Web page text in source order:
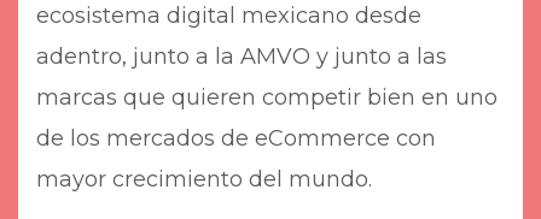
ecosistema digital mexicano desde
adentro, junto a la AMVO y junto a las
marcas que quieren competir bien en uno
de los mercados de eCommerce con
mayor crecimiento del mundo.